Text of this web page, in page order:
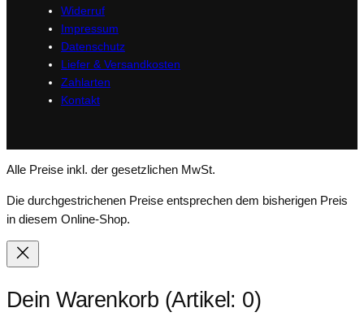
Widerruf
Impressum
Datenschutz
Liefer & Versandkosten
Zahlarten
Kontakt
Alle Preise inkl. der gesetzlichen MwSt.
Die durchgestrichenen Preise entsprechen dem bisherigen Preis
in diesem Online-Shop.
Dein Warenkorb (Artikel: 0)